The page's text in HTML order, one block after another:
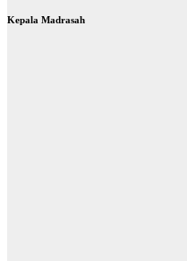
Kepala Madrasah